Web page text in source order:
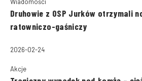
Druhowie z OSP Jurków otrzymali
ratowniczo-gaśniczy
2026-02-24
Akcje